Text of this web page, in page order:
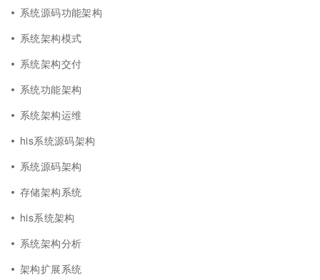
系统源码功能架构
系统架构模式
系统架构交付
系统功能架构
系统架构运维
his系统源码架构
系统源码架构
存储架构系统
his系统架构
系统架构分析
架构扩展系统